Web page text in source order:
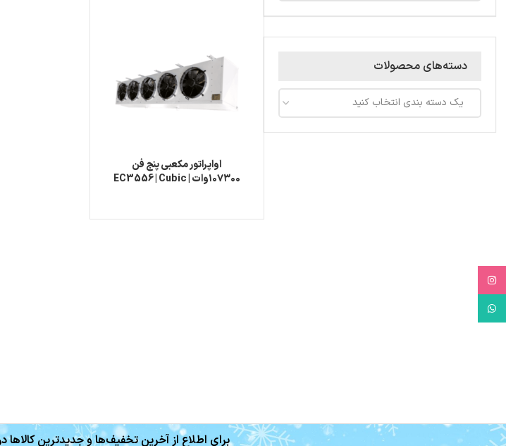
دسته‌های محصولات
یک دسته بندی انتخاب کنید
اواپراتور مکعبی پنج فن
۱۰۷۳۰۰وات | EC3556 | Cubic
برای اطلاع از آخرین تخفیف‌ها و جدیدترین کالاها